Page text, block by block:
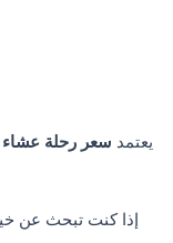
يعتمد سعر رحلة
إذا كنت تبحث عن